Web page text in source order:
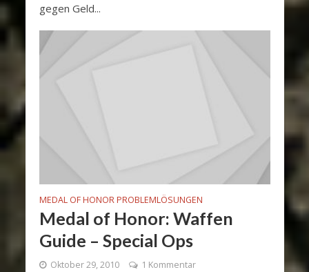
gegen Geld...
MEDAL OF HONOR PROBLEMLÖSUNGEN
Medal of Honor: Waffen
Guide – Special Ops
Oktober 29, 2010 1 Kommentar